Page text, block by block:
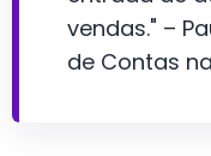
vendas." –
de Contas na